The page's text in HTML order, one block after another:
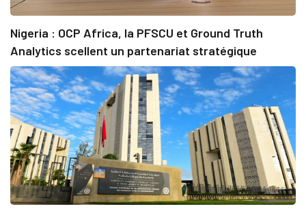
Nigeria : OCP Africa, la PFSCU et Ground Truth
Analytics scellent un partenariat stratégique